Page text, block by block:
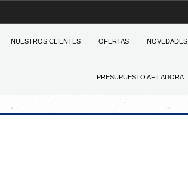
NUESTROS CLIENTES OFERTAS NOVEDADES
PRESUPUESTO AFILADORA